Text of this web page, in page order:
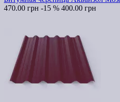
470.00 грн -15 % 400.00 грн